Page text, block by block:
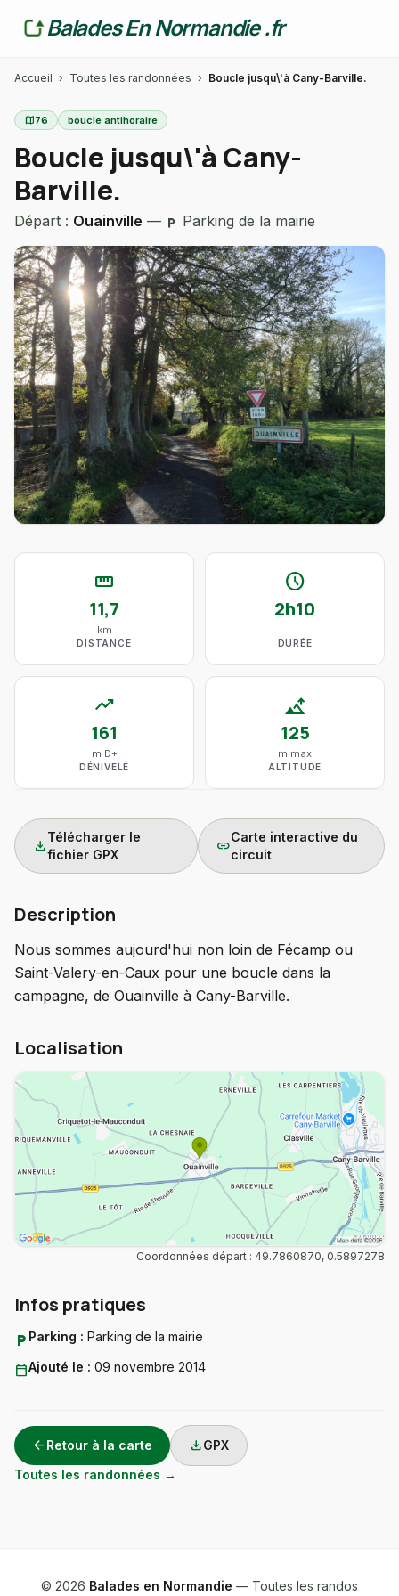
Balades En Normandie .fr
Accueil › Toutes les randonnées › Boucle jusqu\'à Cany-Barville.
map76 boucle antihoraire
Boucle jusqu\'à Cany-
Barville.
Départ : Ouainville — local_parking Parking de la mairie
straighten
11,7
km
DISTANCE
schedule
2h10
DURÉE
trending_up
161
m D+
DÉNIVELÉ
altitude
125
m max
ALTITUDE
download
Télécharger le
fichier GPX
link
Carte interactive du
circuit
Description
Nous sommes aujourd'hui non loin de Fécamp ou
Saint-Valery-en-Caux pour une boucle dans la
campagne, de Ouainville à Cany-Barville.
Localisation
Coordonnées départ : 49.7860870, 0.5897278
Infos pratiques
local_parking Parking : Parking de la mairie
calendar_todayAjouté le : 09 novembre 2014
arrow_back Retour à la carte downloadGPX
Toutes les randonnées →
© 2026 Balades en Normandie — Toutes les randos